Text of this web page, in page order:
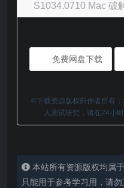
S1034.0710 Mac 破
免费网盘下载
©下载资源版权归作者所有
人测试研究，请在24小
本站所有资源版权均属
只能用于参考学习用，请